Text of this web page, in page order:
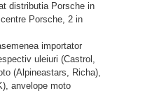
distributia Porsche in
Porsche, 2 in
importator
uleiuri (Castrol,
(Alpineastars, Richa),
anvelope moto